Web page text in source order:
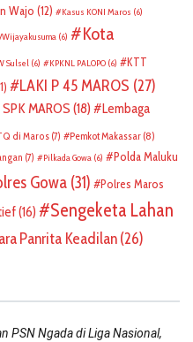
Wajo (12) Kasus KONI Maros (6)
Wijayakusuma (6)
Kota
Sulsel (6) KPKNL PALOPO (6)
KTT
LAKI P 45 MAROS (27)
MAROS(18)
Lembaga
di Maros (7) Pemkot Makassar (8)
(7) Pilkada Gowa (6)
Polda Maluku
Gowa (31)
Polres Maros
(16)
Sengeketa Lahan
Panrita Keadilan(26)
PSN Ngada di Liga Nasional,